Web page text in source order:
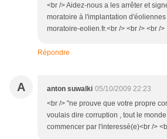
<br /> Aidez-nous a les arrêter et
moratoire à l'implantation
moratoire-eolien.fr.<br /> <br /> <br />
Répondre
A anton suwalki 05/10/2009 22:23
<br /> "ne prouve que votre propre
voulais dire corruption , tout le
commencer par l'interessé(e)<br />